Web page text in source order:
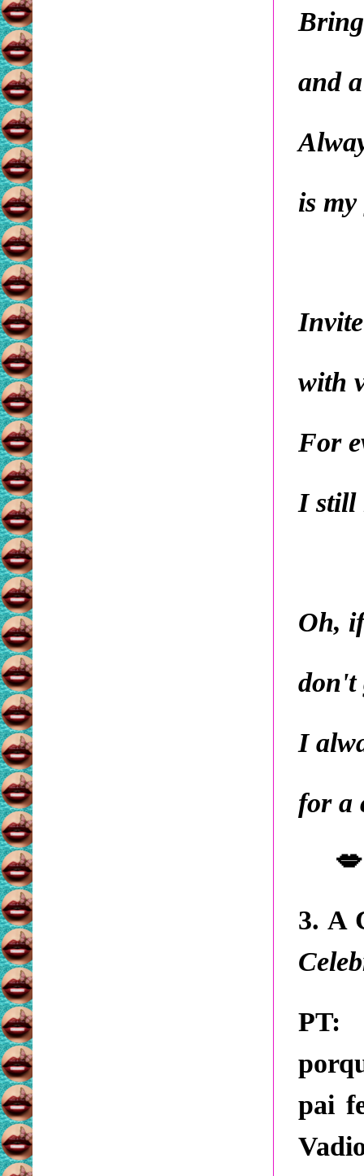
and
is
with
For
I still
Oh,
don't
I
for a
💋
3. A
PT:
pai